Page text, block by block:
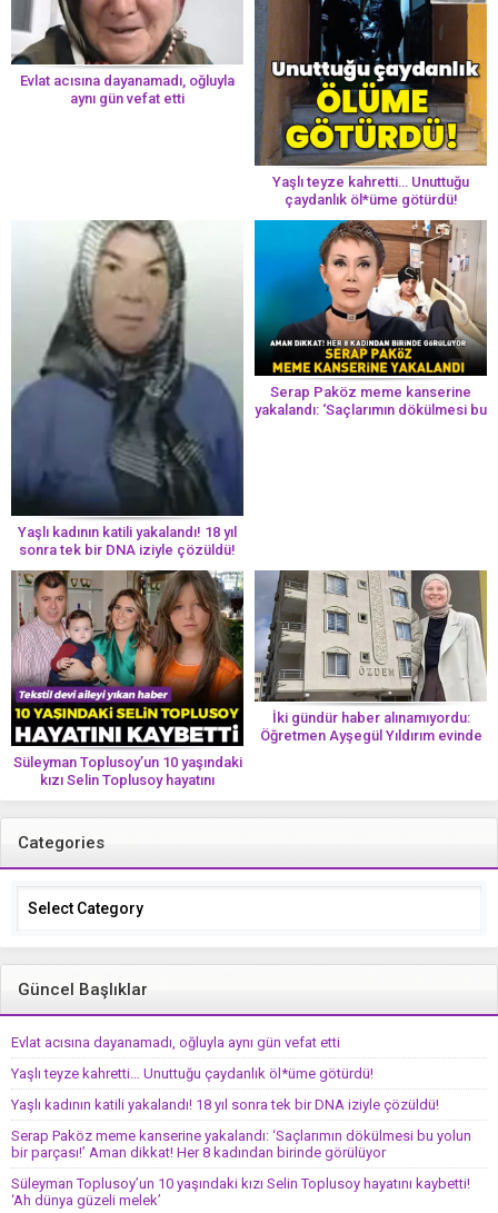
Evlat acısına dayanamadı, oğluyla
aynı gün vefat etti
Yaşlı teyze kahretti… Unuttuğu
çaydanlık öl*üme götürdü!
Yaşlı kadının katili yakalandı! 18 yıl
sonra tek bir DNA iziyle çözüldü!
Serap Paköz meme kanserine
yakalandı: ‘Saçlarımın dökülmesi bu
Süleyman Toplusoy’un 10 yaşındaki
kızı Selin Toplusoy hayatını
kaybetti! ‘Ah dünya güzeli melek’
İki gündür haber alınamıyordu:
Öğretmen Ayşegül Yıldırım evinde
Categories
Categories
Güncel Başlıklar
Evlat acısına dayanamadı, oğluyla aynı gün vefat etti
Yaşlı teyze kahretti… Unuttuğu çaydanlık öl*üme götürdü!
Yaşlı kadının katili yakalandı! 18 yıl sonra tek bir DNA iziyle çözüldü!
Serap Paköz meme kanserine yakalandı: ‘Saçlarımın dökülmesi bu yolun
bir parçası!’ Aman dikkat! Her 8 kadından birinde görülüyor
Süleyman Toplusoy’un 10 yaşındaki kızı Selin Toplusoy hayatını kaybetti!
‘Ah dünya güzeli melek’